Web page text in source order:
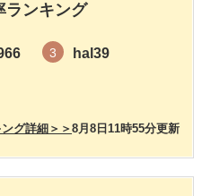
ランキング
3 hal39
8月8日11時55分更新
グ詳細＞＞